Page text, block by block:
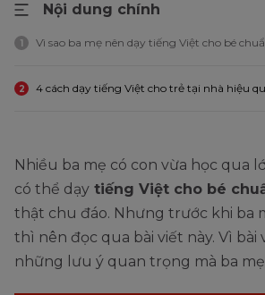
Nội dung chính
1 Vì sao ba mẹ nên dạy tiếng Việt cho bé
2 4 cách dạy tiếng Việt cho trẻ tại nhà hiệu
Nhiều ba mẹ có con vừa học qua
có thể dạy tiếng Việt cho bé
thật chu đáo. Nhưng trước khi ba
thì nên đọc qua bài viết này. Vì bài
những lưu ý quan trọng mà ba